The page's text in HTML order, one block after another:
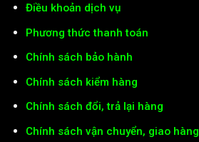
Điều khoản dịch vụ
Phương thức thanh toán
Chính sách bảo hành
Chính sách kiểm hàng
Chính sách đổi, trả lại hàng
Chính sách vận chuyển, giao hàng